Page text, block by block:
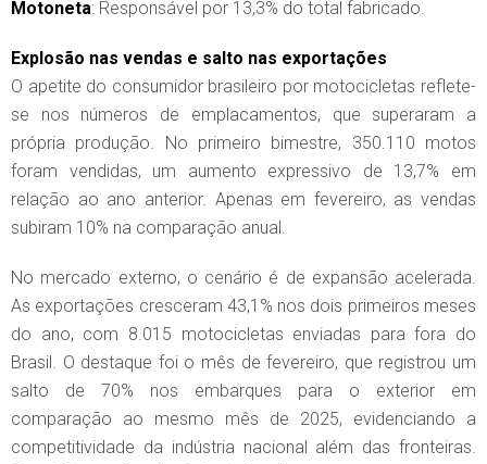
Motoneta: Responsável por 13,3% do total fabricado.
Explosão nas vendas e salto nas exportações
O apetite do consumidor brasileiro por motocicletas reflete-
se nos números de emplacamentos, que superaram a
própria produção. No primeiro bimestre, 350.110 motos
foram vendidas, um aumento expressivo de 13,7% em
relação ao ano anterior. Apenas em fevereiro, as vendas
subiram 10% na comparação anual.
No mercado externo, o cenário é de expansão acelerada.
As exportações cresceram 43,1% nos dois primeiros meses
do ano, com 8.015 motocicletas enviadas para fora do
Brasil. O destaque foi o mês de fevereiro, que registrou um
salto de 70% nos embarques para o exterior em
comparação ao mesmo mês de 2025, evidenciando a
competitividade da indústria nacional além das fronteiras.